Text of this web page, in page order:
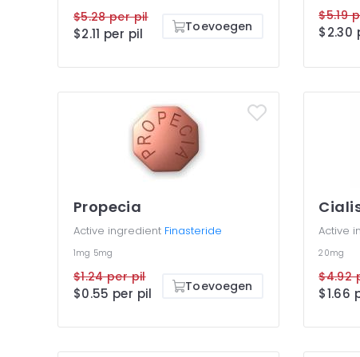
$5.28 per pil
$2.11 per pil Toevoegen
Propecia
Active ingredient Finasteride
1mg 5mg
$1.24 per pil
$0.55 per pil Toevoegen
Active
20mg
$4.92
$1.66